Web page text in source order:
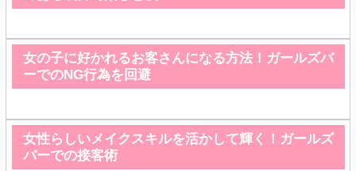
女の子に好かれるお客さんになる方法！ガールズバ
ーでのNG行為を回避
女性らしいメイクスキルを活かして輝く！ガールズ
バーでの接客術